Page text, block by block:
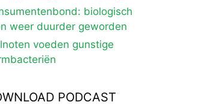
biologisch
weer duurder geworden
voeden gunstige
PODCAST